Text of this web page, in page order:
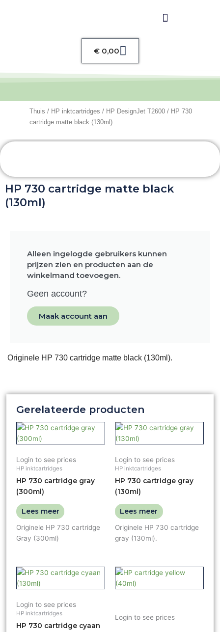
€0,00Winkelwagen
Thuis / HP inktcartridges / HP DesignJet T2600 / HP 730
cartridge matte black (130ml)
HP 730 cartridge matte black
(130ml)
Alleen ingelogde gebruikers kunnen
prijzen zien en producten aan de
winkelmand toevoegen.
Geen account?
Maak account aan
Originele HP 730 cartridge matte black (130ml).
Gerelateerde producten
Login to see prices
HP inktcartridges
HP 730 cartridge gray
(300ml)
Lees meer
Originele HP 730 cartridge
Gray (300ml)
Login to see prices
HP inktcartridges
HP 730 cartridge gray
(130ml)
Lees meer
Originele HP 730 cartridge
gray (130ml).
Login to see prices
HP inktcartridges
HP 730 cartridge cyaan
Login to see prices